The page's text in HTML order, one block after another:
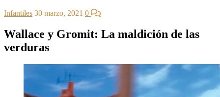
Infantiles 30 marzo, 2021 0
Wallace y Gromit: La maldición de las
verduras